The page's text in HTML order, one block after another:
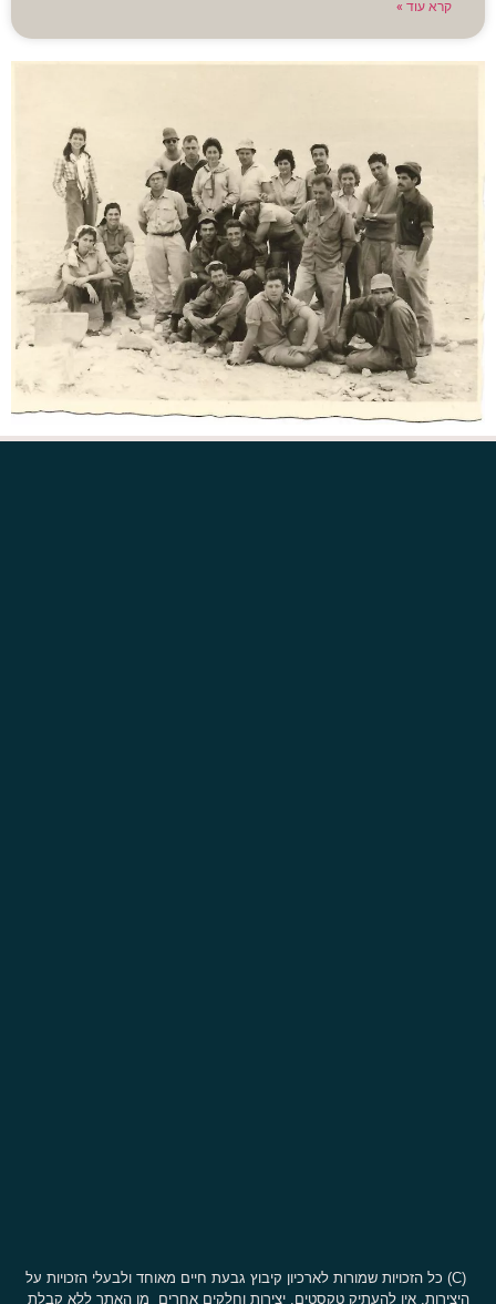
קרא עוד »
(C) כל הזכויות שמורות לארכיון קיבוץ גבעת חיים מאוחד ולבעלי הזכויות על
היצירות. אין להעתיק טקסטים, יצירות וחלקים אחרים מן האתר ללא קבלת